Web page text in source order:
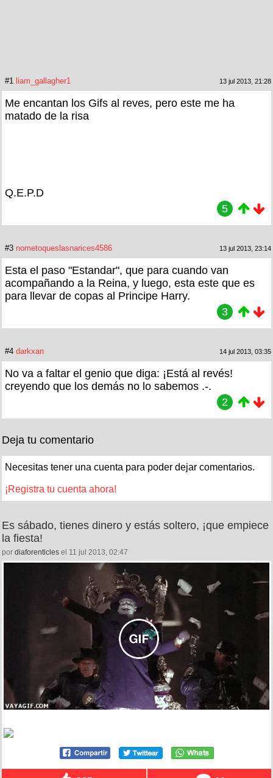
#1 liam_gallagher1 13 jul 2013, 21:28
Me encantan los Gifs al reves, pero este me ha
matado de la risa
Q.E.P.D
5
#3 nometoqueslasnarices4586 13 jul 2013, 23:14
Esta el paso "Estandar", que para cuando van
acompañando a la Reina, y luego, esta este que es
para llevar de copas al Principe Harry.
3
#4 darkxan 14 jul 2013, 03:35
No va a faltar el genio que diga: ¡Está al revés!
creyendo que los demás no lo sabemos .-.
2
Deja tu comentario
Necesitas tener una cuenta para poder dejar comentarios.
¡Registra tu cuenta ahora!
Es sábado, tienes dinero y estás soltero, ¡que empiece
la fiesta!
por diaforenticles el 11 jul 2013, 02:47